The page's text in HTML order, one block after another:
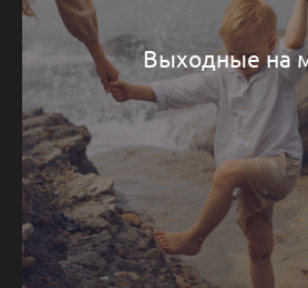
Выходные на